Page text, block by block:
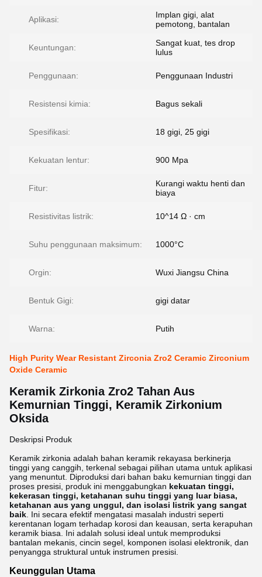
Aplikasi:
Implan gigi, alat
pemotong, bantalan
Keuntungan:
Sangat kuat, tes drop
lulus
Penggunaan: Penggunaan Industri
Resistensi kimia: Bagus sekali
Spesifikasi: 18 gigi, 25 gigi
Kekuatan lentur: 900 Mpa
Fitur:
Kurangi waktu henti dan
biaya
Resistivitas listrik: 10^14 Ω · cm
Suhu penggunaan maksimum: 1000°C
Orgin: Wuxi Jiangsu China
Bentuk Gigi: gigi datar
Warna: Putih
High Purity Wear Resistant Zirconia Zro2 Ceramic Zirconium
Oxide Ceramic
Keramik Zirkonia Zro2 Tahan Aus
Kemurnian Tinggi, Keramik Zirkonium
Oksida
Deskripsi Produk
Keramik zirkonia adalah bahan keramik rekayasa berkinerja
tinggi yang canggih, terkenal sebagai pilihan utama untuk aplikasi
yang menuntut. Diproduksi dari bahan baku kemurnian tinggi dan
proses presisi, produk ini menggabungkan kekuatan tinggi,
kekerasan tinggi, ketahanan suhu tinggi yang luar biasa,
ketahanan aus yang unggul, dan isolasi listrik yang sangat
baik . Ini secara efektif mengatasi masalah industri seperti
kerentanan logam terhadap korosi dan keausan, serta kerapuhan
keramik biasa. Ini adalah solusi ideal untuk memproduksi
bantalan mekanis, cincin segel, komponen isolasi elektronik, dan
penyangga struktural untuk instrumen presisi.
Keunggulan Utama